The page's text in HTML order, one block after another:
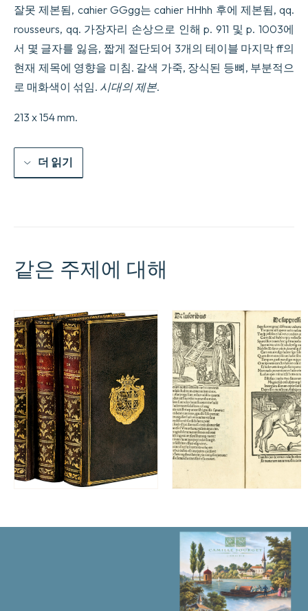
잘못 제본됨, cahier GGgg는 cahier HHhh 후에 제본됨, qq.
rousseurs, qq. 가장자리 손상으로 인해 p. 911 및 p. 1003에
서 몇 글자를 잃음, 짧게 절단되어 3개의 테이블 마지막 ff의
현재 제목에 영향을 미침. 갈색 가죽, 장식된 등뼈, 부분적으
로 매화색이 섞임. 시대의 제본.
213 x 154 mm.
더 읽기
같은 주제에 대해